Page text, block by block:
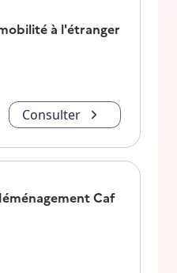
à l'étranger
Consulter
Caf